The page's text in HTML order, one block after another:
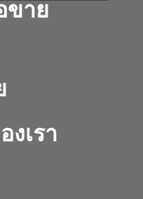
ขาย
งเรา